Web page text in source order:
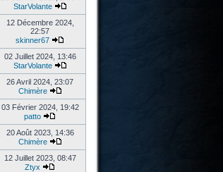
StarVolante
12 Décembre 2024,
22:57
skinner67
02 Juillet 2024, 13:46
StarVolante
26 Avril 2024, 23:07
Chimère
03 Février 2024, 19:42
patto
20 Août 2023, 14:36
Chimère
12 Juillet 2023, 08:47
Ztyx